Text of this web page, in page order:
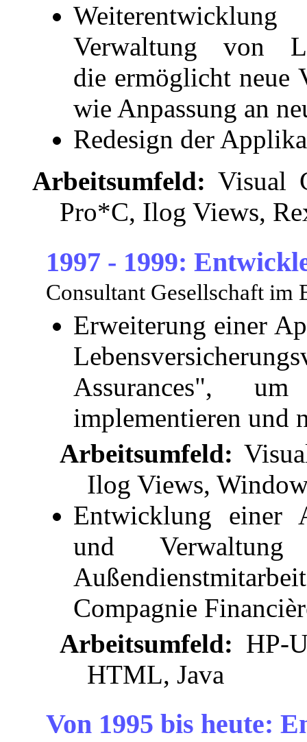
Verwaltung von
die ermöglicht neue
wie Anpassung an
Redesign der
Arbeitsumfeld: Visual
Pro*C, Ilog Views,
1997 - 1999:
Consultant Gesellschaft im
Erweiterung einer
Assurances",
implementieren und
Arbeitsumfeld:
Ilog Views,
Entwicklung einer
und
Compagnie
Arbeitsumfeld: HP-
HTML, Java
Von 1995 bis heute: